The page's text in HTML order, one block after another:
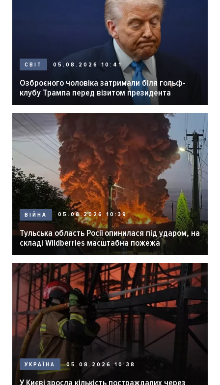
СВІТ 05.08.2026 10:41
Озброєного чоловіка затримали біля гольф-
клубу Трампа перед візитом президента
ВІЙНА 05.08.2026 10:39
Тульська область Росії опинилася під ударом, на
складі Wildberries масштабна пожежа
УКРАЇНА 05.08.2026 10:38
У Києві зросла кількість постраждалих через